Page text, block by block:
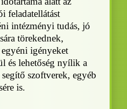
feladatellátást
intézményi tudás, jó
törekednek,
igényeket
és lehetőség nyílik a
segítő szoftverek, egyéb
is.